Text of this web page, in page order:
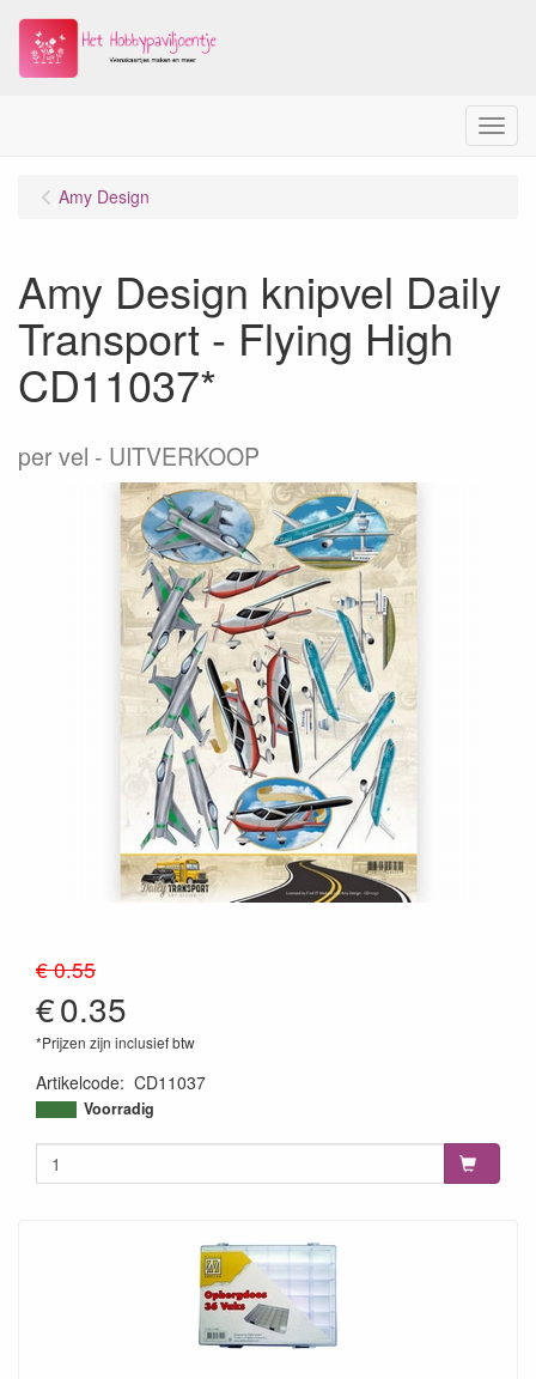
Menu
Amy Design
Amy Design knipvel Daily
Transport - Flying High
CD11037*
per vel UITVERKOOP
€ 0.55
€0.35
*Prijzen zijn inclusief btw
Artikelcode: CD11037
8718715048270
Voorradig